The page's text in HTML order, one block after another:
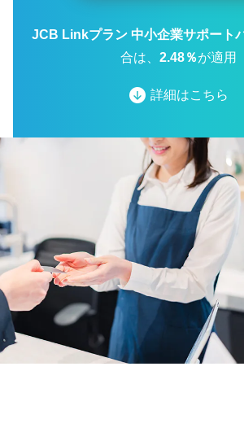
JCB Linkプラン 中小企業サポート
合は、2.48％が適用
詳細はこちら